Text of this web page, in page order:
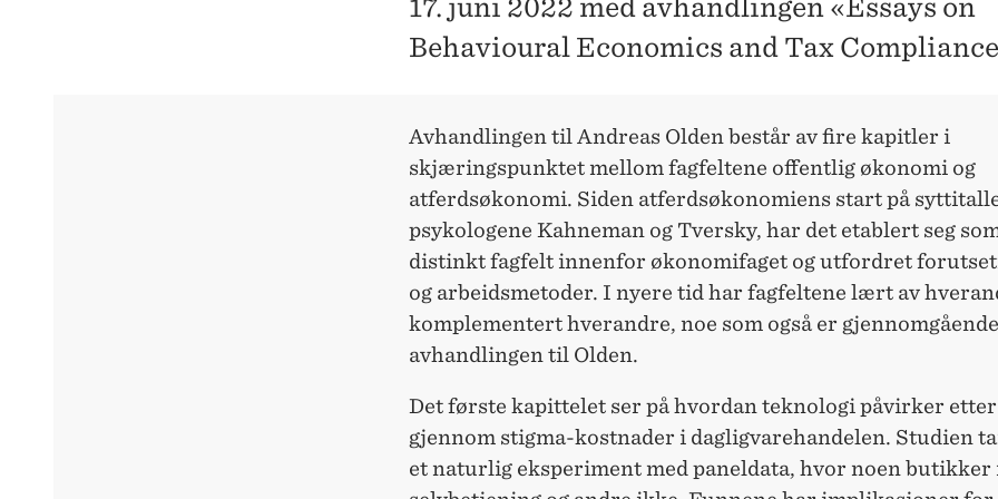
17. juni 2022 med avhandlingen «Essays on
Behavioural Economics and Tax
Avhandlingen til Andreas Olden består av fire kapitler i
skjæringspunktet mellom fagfeltene offentlig økonomi og
atferdsøkonomi. Siden atferdsøkonomiens start på
psykologene Kahneman og Tversky, har det etablert seg
distinkt fagfelt innenfor økonomifaget og utfordret
og arbeidsmetoder. I nyere tid har fagfeltene lært av
komplementert hverandre, noe som også er
avhandlingen til Olden.
Det første kapittelet ser på hvordan teknologi påvirker
gjennom stigma-kostnader i dagligvarehandelen. Studien
et naturlig eksperiment med paneldata, hvor noen